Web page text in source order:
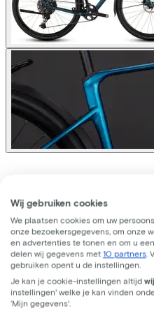
Prijs €1.699,00
Bespaar €552,88 t.o.v. koop.
Lees meer over zakelijk leasen.
Beschikbare kleuren
Frame model
Hoog
WERKNEMER
Wij gebruiken cookies
We plaatsen cookies om uw
onze bezoekersgegevens, om onze
en advertenties te tonen en om u
delen wij gegevens met 10 partners .
gebruiken opent u de instellingen.
Je kan je cookie-instellingen altijd
instellingen' welke je kan vinden
‘Mijn gegevens'.